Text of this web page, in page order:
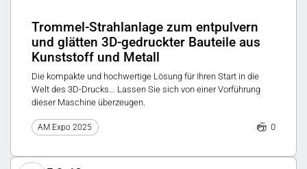
Trommel-Strahlanlage zum entpulvern
und glätten 3D-gedruckter Bauteile aus
Kunststoff und Metall
Die kompakte und hochwertige Lösung für Ihren Start in die
Welt des 3D-Drucks... Lassen Sie sich von einer Vorführung
dieser Maschine überzeugen.
AM Expo 2025 0